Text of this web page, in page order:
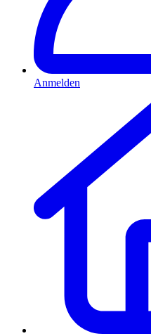
Anmelden